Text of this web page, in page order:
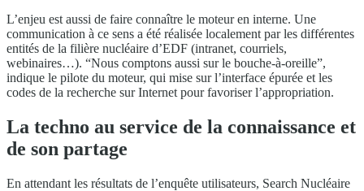
L’enjeu est aussi de faire connaître le moteur en interne. Une
communication à ce sens a été réalisée localement par les différentes
entités de la filière nucléaire d’EDF (intranet, courriels,
webinaires…). “Nous comptons aussi sur le bouche-à-oreille”,
indique le pilote du moteur, qui mise sur l’interface épurée et les
codes de la recherche sur Internet pour favoriser l’appropriation.
La techno au service de la connaissance et
de son partage
En attendant les résultats de l’enquête utilisateurs, Search Nucléaire